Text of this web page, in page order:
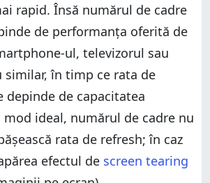
rapid. Însă numărul de cadre
de performanța oferită de
ul, televizorul sau
în timp ce rata de
depinde de capacitatea
ideal, numărul de cadre nu
rata de refresh; în caz
efectul de screen tearing